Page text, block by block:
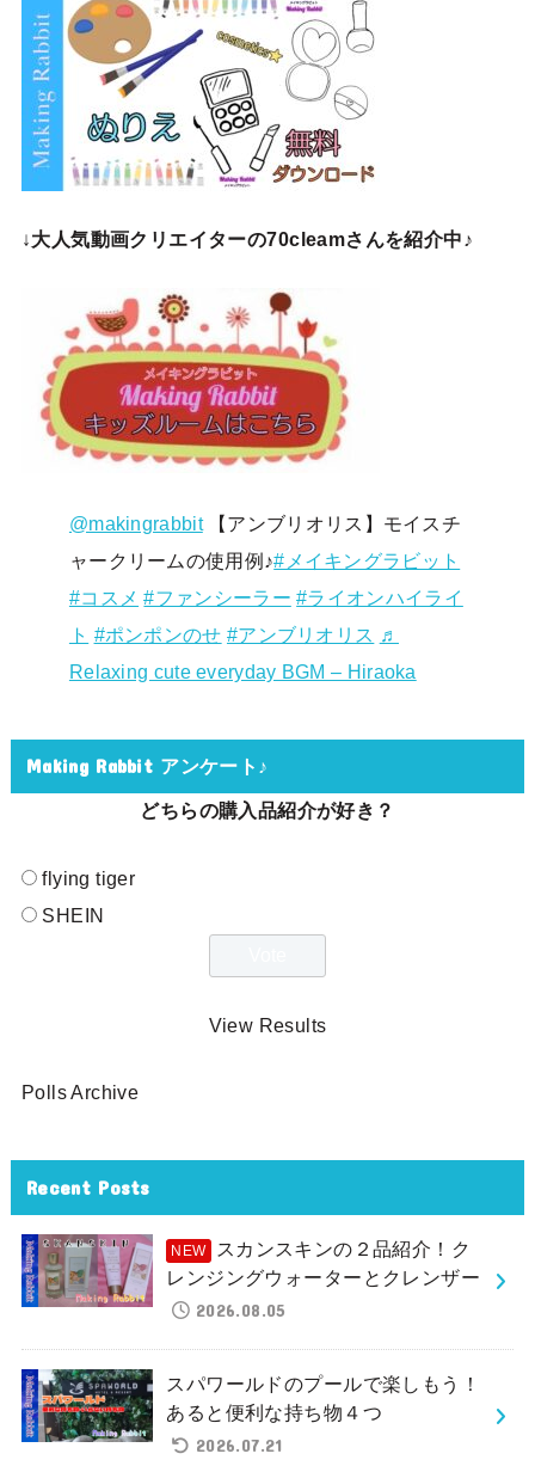
↓大人気動画クリエイターの70cleamさんを紹介中♪
@makingrabbit【アンブリオリス】モイスチ
ャークリームの使用例♪#メイキングラビット
#コスメ #ファンシーラー #ライオンハイライ
ト #ポンポンのせ #アンブリオリス
♬
Relaxing cute everyday BGM – Hiraoka
Making Rabbit アンケート♪
どちらの購入品紹介が好き？
flying tiger
SHEIN
View Results
Polls Archive
Recent Posts
スカンスキンの２品紹介！ク
レンジングウォーターとクレンザー
2026.08.05
スパワールドのプールで楽しもう！
あると便利な持ち物４つ
2026.07.21